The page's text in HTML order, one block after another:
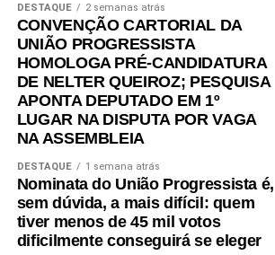
DESTAQUE 2 semanas atrás
CONVENÇÃO CARTORIAL DA
UNIÃO PROGRESSISTA
HOMOLOGA PRÉ-CANDIDATURA
DE NELTER QUEIROZ; PESQUISA
APONTA DEPUTADO EM 1º
LUGAR NA DISPUTA POR VAGA
NA ASSEMBLEIA
DESTAQUE 1 semana atrás
Nominata do União Progressista é,
sem dúvida, a mais difícil: quem
tiver menos de 45 mil votos
dificilmente conseguirá se eleger